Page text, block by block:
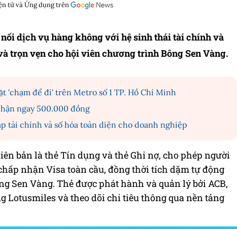
tử và Ứng dụng trên
dịch vụ hàng không với hệ sinh thái tài chính và
trọn vẹn cho hội viên chương trình Bông Sen Vàng.
'chạm để đi' trên Metro số 1 TP. Hồ Chí Minh
ngay 500.000 đồng
tài chính và số hóa toàn diện cho doanh nghiệp
bản là thẻ Tín dụng và thẻ Ghi nợ, cho phép người
nhận Visa toàn cầu, đồng thời tích dặm tự động
Sen Vàng. Thẻ được phát hành và quản lý bởi ACB,
Lotusmiles và theo dõi chi tiêu thông qua nền tảng